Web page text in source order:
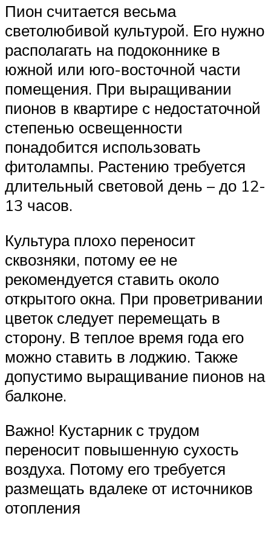
Пион считается весьма
светолюбивой культурой. Его нужно
располагать на подоконнике в
южной или юго-восточной части
помещения. При выращивании
пионов в квартире с недостаточной
степенью освещенности
понадобится использовать
фитолампы. Растению требуется
длительный световой день – до 12-
13 часов.
Культура плохо переносит
сквозняки, потому ее не
рекомендуется ставить около
открытого окна. При проветривании
цветок следует перемещать в
сторону. В теплое время года его
можно ставить в лоджию. Также
допустимо выращивание пионов на
балконе.
Важно! Кустарник с трудом
переносит повышенную сухость
воздуха. Потому его требуется
размещать вдалеке от источников
отопления